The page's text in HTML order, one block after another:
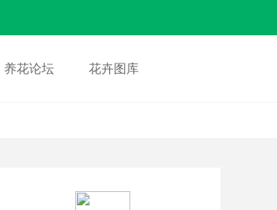
养花论坛 花卉图库